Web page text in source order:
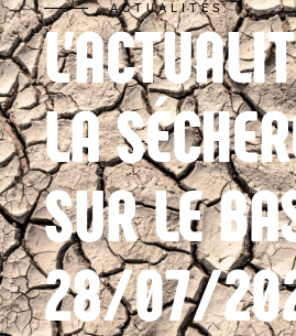
ACTUALITÉS
LA
SUR LE
28/07/